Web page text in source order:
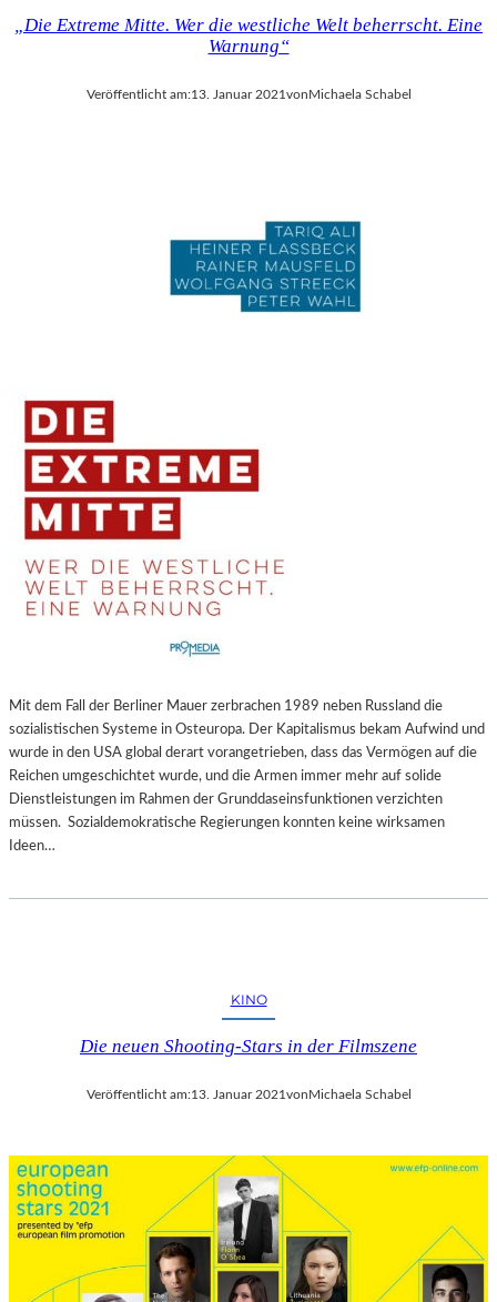
„Die Extreme Mitte. Wer die westliche Welt beherrscht. Eine
Warnung“
Veröffentlicht am:13. Januar 2021vonMichaela Schabel
Mit dem Fall der Berliner Mauer zerbrachen 1989 neben Russland die
sozialistischen Systeme in Osteuropa. Der Kapitalismus bekam Aufwind und
wurde in den USA global derart vorangetrieben, dass das Vermögen auf die
Reichen umgeschichtet wurde, und die Armen immer mehr auf solide
Dienstleistungen im Rahmen der Grunddaseinsfunktionen verzichten
müssen. Sozialdemokratische Regierungen konnten keine wirksamen
Ideen…
KINO
Die neuen Shooting-Stars in der Filmszene
Veröffentlicht am:13. Januar 2021von Michaela Schabel